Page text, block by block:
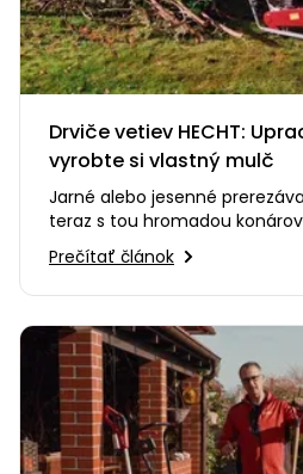
Drviče vetiev HECHT:
vyrobte si vlastný mulč
Jarné alebo jesenné
teraz s tou hromadou
odvážania alebo…
Prečítať článok